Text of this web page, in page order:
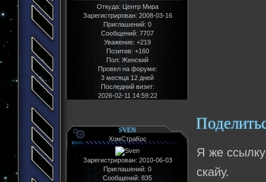
Откуда:Центр Мира
Зарегистрирован: 2008-03-16
Приглашений: 0
Сообщений: 7707
Уважение: +219
Позитив: +160
Пол:Женский
Провел на форуме:
3 месяца 12 дней
Последний визит:
2026-02-11 14:59:22
SVEN
ХомСтраКос
Зарегистрирован: 2010-06-03
Приглашений: 0
Сообщений: 835
Я же
скайу.